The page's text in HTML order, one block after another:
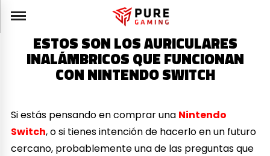
ESTOS SON LOS AURICULARES
INALÁMBRICOS QUE FUNCIONAN
CON NINTENDO SWITCH
Si estás pensando en comprar una Nintendo
Switch, o si tienes intención de hacerlo en un futuro
cercano, probablemente una de las preguntas que